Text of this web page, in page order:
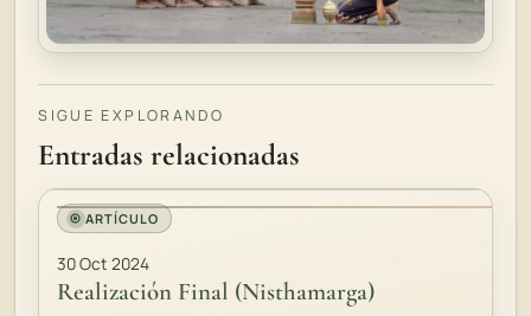
SIGUE EXPLORANDO
Entradas relacionadas
ARTÍCULO
30 Oct 2024
Realización Final (Nisthamarga)